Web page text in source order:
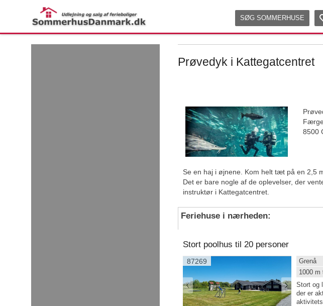
← More examples SØG SOMMERHUSE
Prøvedyk i Kattegatcentret
8500
Se en haj i øjnene. Kom helt tæt på en 2,5
Det er bare nogle af de oplevelser, der
instruktør i Kattegatcentret.
Feriehuse i nærheden:
Stort poolhus til 20 personer
87269
Grenå
1000 m
Stort og
der er